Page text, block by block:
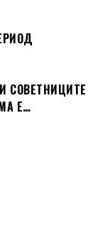
СОВЕТНИЦИТЕ
Е…